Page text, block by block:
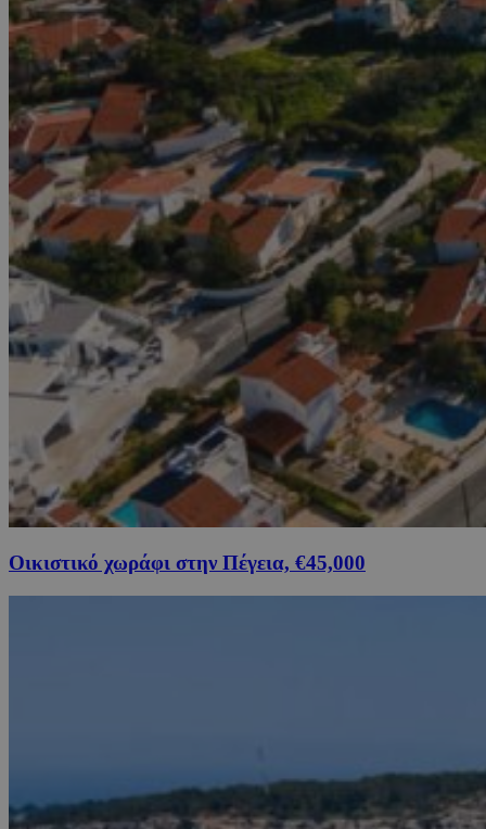
Οικιστικό χωράφι στην Πέγεια, €45,000